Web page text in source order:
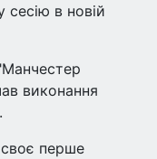
в новій
виконання
перше